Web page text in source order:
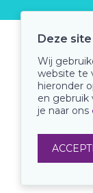
Deze
Wij
website te
hieronder
en gebruik
je naar ons